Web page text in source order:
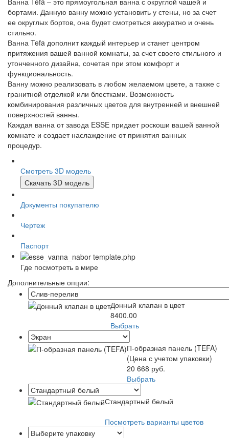
бортами. Данную ванну можно установить у стены, но за счет
ее округлых бортов, она будет смотреться аккуратно и очень
стильно.
Ванна Tefa дополнит каждый интерьер и станет центром
притяжения вашей ванной комнаты, за счет своего стильного и
утонченного дизайна, сочетая при этом комфорт и
функциональность.
Ванну можно реализовать в любом желаемом цвете, а также с
гранитной отделкой или блестками. Возможность
комбинирования различных цветов для внутренней и внешней
поверхностей ванны.
Каждая ванна от завода ESSE придает роскоши вашей ванной
комнате и создает наслаждение от принятия ванных
процедур.
Смотреть 3D модель
Скачать 3D модель
Документы покупателю
Чертеж
Паспорт
Где посмотреть в мире
Дополнительные опции:
Донный клапан в цвет
8400.00
Выбрать
П-образная панель (TEFA)
(Цена с учетом упаковки)
20 668 руб.
Выбрать
Стандартный белый
Посмотреть варианты цветов